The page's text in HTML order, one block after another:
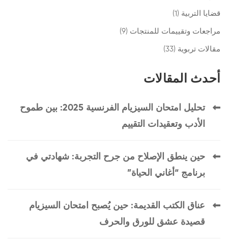
قضايا التربية (1)
مراجعات وتقييمات للمنتجات (9)
مقالات تربوية (33)
أحدث المقالات
تحليل امتحان السيزيام الفرنسية 2025: بين طموح
الأدب وتعقيدات التقييم
حين ينطق الإصلاح من جرح التجربة: شهادتي في
برنامج “أغاني الحياة”
عناق الكتب القديمة: حين يُصبح امتحان السيزيام
قصيدة عشق للورق والحرف